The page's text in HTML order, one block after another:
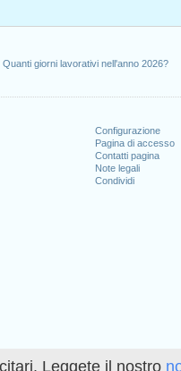
Leggete il nostro
Quanti giorni lavorativi nell'anno 2026?
Configurazione
Pagina di accesso
Contatti pagina
Note legali
Condividi